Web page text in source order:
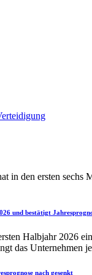
und bestätigt
nach gesenkt